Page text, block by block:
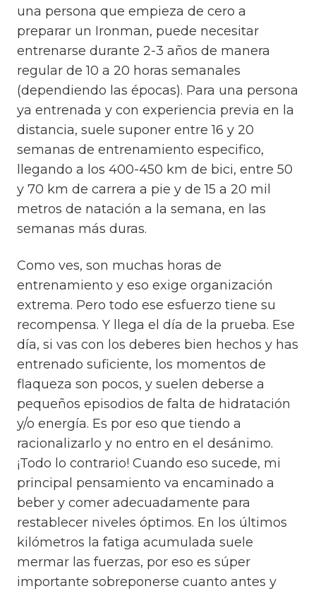
una persona que empieza de cero a
preparar un Ironman, puede necesitar
entrenarse durante 2-3 años de manera
regular de 10 a 20 horas semanales
(dependiendo las épocas). Para una persona
ya entrenada y con experiencia previa en la
distancia, suele suponer entre 16 y 20
semanas de entrenamiento especifico,
llegando a los 400-450 km de bici, entre 50
y 70 km de carrera a pie y de 15 a 20 mil
metros de natación a la semana, en las
semanas más duras.
Como ves, son muchas horas de
entrenamiento y eso exige organización
extrema. Pero todo ese esfuerzo tiene su
recompensa. Y llega el día de la prueba. Ese
día, si vas con los deberes bien hechos y has
entrenado suficiente, los momentos de
flaqueza son pocos, y suelen deberse a
pequeños episodios de falta de hidratación
y/o energía. Es por eso que tiendo a
racionalizarlo y no entro en el desánimo.
¡Todo lo contrario! Cuando eso sucede, mi
principal pensamiento va encaminado a
beber y comer adecuadamente para
restablecer niveles óptimos. En los últimos
kilómetros la fatiga acumulada suele
mermar las fuerzas, por eso es súper
importante sobreponerse cuanto antes y